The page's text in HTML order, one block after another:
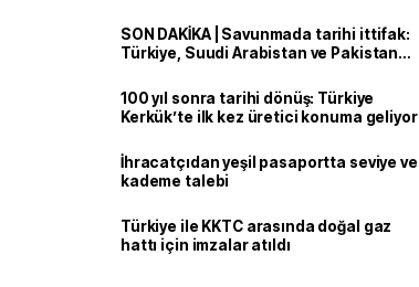
SON DAKİKA | Savunmada tarihi ittifak:
Türkiye, Suudi Arabistan ve Pakistan
100 yıl sonra tarihi dönüş: Türkiye
Kerkük’te ilk kez üretici konuma geliyor
İhracatçıdan yeşil pasaportta seviye ve
kademe talebi
Türkiye ile KKTC arasında doğal gaz
hattı için imzalar atıldı